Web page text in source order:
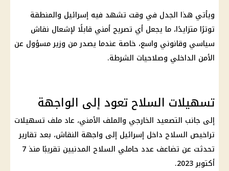
ويأتي هذا الجدل في وقت تشهد فيه إسرائيل والمنطقة
توترًا متزايدًا، ما يجعل أي تصريح أمني قابلًا لإشعال نقاش
سياسي وقانوني واسع، خاصة عندما يصدر من وزير مسؤول عن
الأمن الداخلي وصلاحيات الشرطة.
تسهيلات السلاح تعود إلى الواجهة
إلى جانب التصعيد الخارجي والملف الأمني، عاد ملف تسهيلات
تراخيص السلاح داخل إسرائيل إلى واجهة النقاش، بعد تقارير
تحدثت عن تضاعف عدد حاملي السلاح المدنيين تقريبًا منذ 7
أكتوبر 2023.